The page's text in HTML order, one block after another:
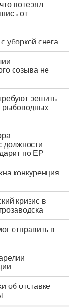
потерял
от
уборкой снега
созыва не
решить
рыбоводных
должности
по ЕР
конкуренция
кризис в
отправить в
об отставке